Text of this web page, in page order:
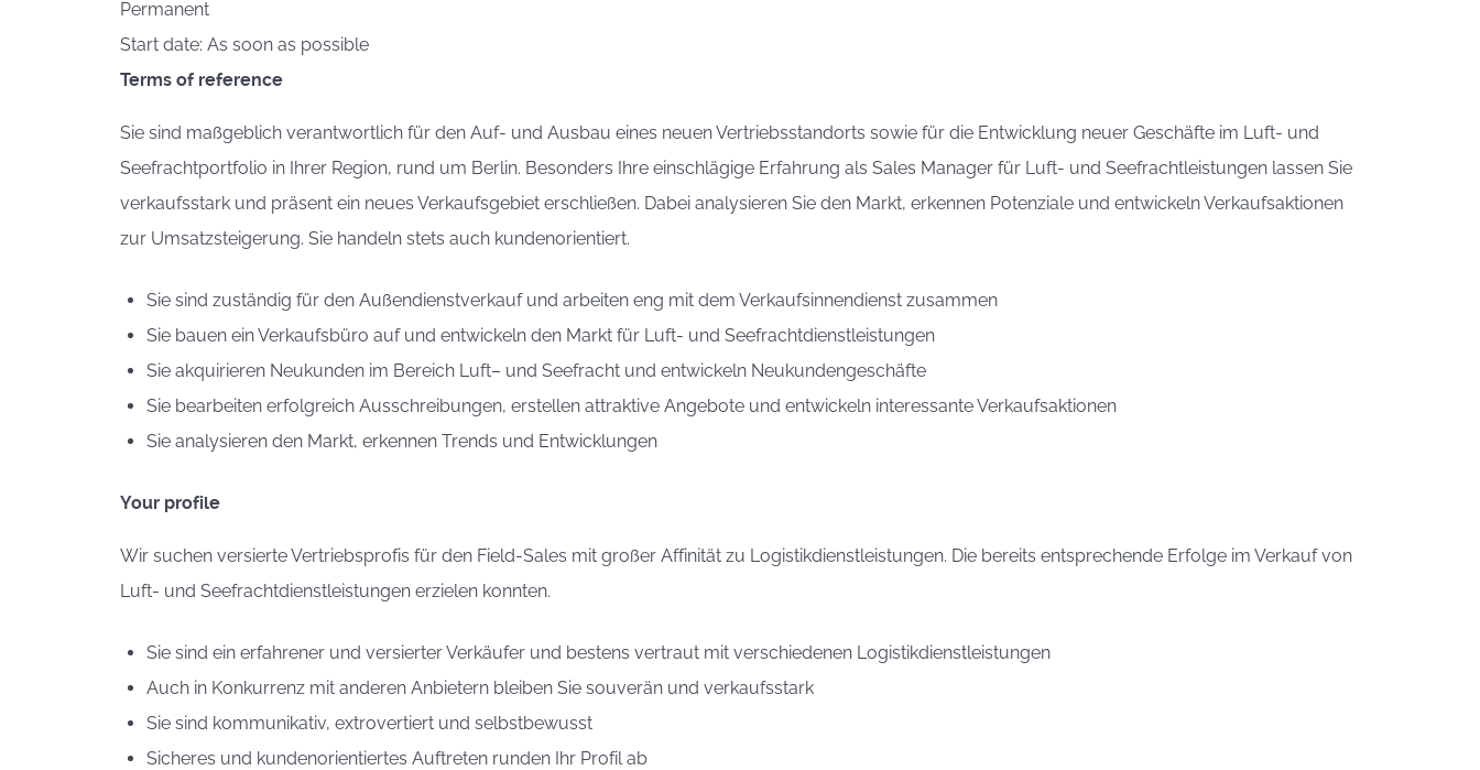
Permanent
Start date: As soon as possible
Terms of reference
Sie sind maßgeblich verantwortlich für den Auf- und Ausbau eines neuen Vertriebsstandorts sowie für die Entwicklung neuer Geschäfte im Luft- und
Seefrachtportfolio in Ihrer Region, rund um Berlin. Besonders Ihre einschlägige Erfahrung als Sales Manager für Luft- und Seefrachtleistungen lassen Sie
verkaufsstark und präsent ein neues Verkaufsgebiet erschließen. Dabei analysieren Sie den Markt, erkennen Potenziale und entwickeln Verkaufsaktionen
zur Umsatzsteigerung. Sie handeln stets auch kundenorientiert.
Sie sind zuständig für den Außendienstverkauf und arbeiten eng mit dem Verkaufsinnendienst zusammen
Sie bauen ein Verkaufsbüro auf und entwickeln den Markt für Luft- und Seefrachtdienstleistungen
Sie akquirieren Neukunden im Bereich Luft– und Seefracht und entwickeln Neukundengeschäfte
Sie bearbeiten erfolgreich Ausschreibungen, erstellen attraktive Angebote und entwickeln interessante Verkaufsaktionen
Sie analysieren den Markt, erkennen Trends und Entwicklungen
Your profile
Wir suchen versierte Vertriebsprofis für den Field-Sales mit großer Affinität zu Logistikdienstleistungen. Die bereits entsprechende Erfolge im Verkauf von
Luft- und Seefrachtdienstleistungen erzielen konnten.
Sie sind ein erfahrener und versierter Verkäufer und bestens vertraut mit verschiedenen Logistikdienstleistungen
Auch in Konkurrenz mit anderen Anbietern bleiben Sie souverän und verkaufsstark
Sie sind kommunikativ, extrovertiert und selbstbewusst
Sicheres und kundenorientiertes Auftreten runden Ihr Profil ab